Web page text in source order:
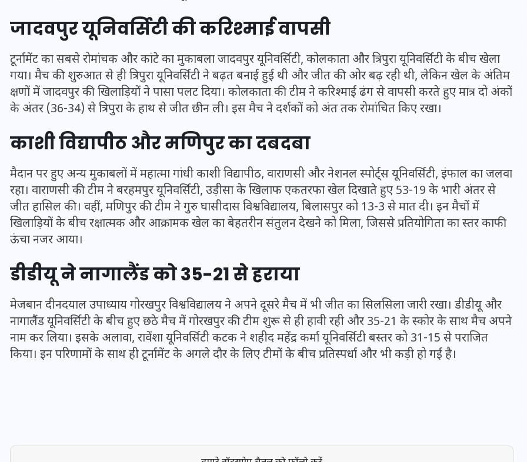
जादवपुर यूनिवर्सिटी की करिश्माई वापसी
टूर्नामेंट का सबसे रोमांचक और कांटे का मुकाबला जादवपुर यूनिवर्सिटी, कोलकाता और त्रिपुरा यूनिवर्सिटी के बीच खेला
गया। मैच की शुरुआत से ही त्रिपुरा यूनिवर्सिटी ने बढ़त बनाई हुई थी और जीत की ओर बढ़ रही थी, लेकिन खेल के अंतिम
क्षणों में जादवपुर की खिलाड़ियों ने पासा पलट दिया। कोलकाता की टीम ने करिश्माई ढंग से वापसी करते हुए मात्र दो अंकों
के अंतर (36-34) से त्रिपुरा के हाथ से जीत छीन ली। इस मैच ने दर्शकों को अंत तक रोमांचित किए रखा।
काशी विद्यापीठ और मणिपुर का दबदबा
मैदान पर हुए अन्य मुकाबलों में महात्मा गांधी काशी विद्यापीठ, वाराणसी और नेशनल स्पोर्ट्स यूनिवर्सिटी, इंफाल का जलवा
रहा। वाराणसी की टीम ने बरहमपुर यूनिवर्सिटी, उड़ीसा के खिलाफ एकतरफा खेल दिखाते हुए 53-19 के भारी अंतर से
जीत हासिल की। वहीं, मणिपुर की टीम ने गुरु घासीदास विश्वविद्यालय, बिलासपुर को 13-3 से मात दी। इन मैचों में
खिलाड़ियों के बीच रक्षात्मक और आक्रामक खेल का बेहतरीन संतुलन देखने को मिला, जिससे प्रतियोगिता का स्तर काफी
ऊंचा नजर आया।
डीडीयू ने नागालैंड को 35-21 से हराया
मेजबान दीनदयाल उपाध्यायगोरखपुर विश्वविद्यालयने अपने दूसरे मैच में भी जीत का सिलसिला जारी रखा। डीडीयू और
नागालैंड यूनिवर्सिटी के बीच हुए छठे मैच में गोरखपुर की टीम शुरू से ही हावी रही और 35-21 के स्कोर के साथ मैच अपने
नाम कर लिया। इसके अलावा, रावेंशा यूनिवर्सिटी कटक ने शहीद महेंद्र कर्मा यूनिवर्सिटी बस्तर को 31-15 से पराजित
किया। इन परिणामों के साथ ही टूर्नामेंट के अगले दौर के लिए टीमों के बीच प्रतिस्पर्धा और भी कड़ी हो गई है।
अड़चन: डेटा सिक्योरिटी और
स्पेक्ट्रम की कीमत पर फंसा पेंच,
आया बड़ा अपडेट
30 दिसम्बर 2025
अड़चन: डेटा सिक्योरिटी और
स्पेक्ट्रम की कीमत पर फंसा पेंच,
आया बड़ा अपडेट
30 दिसम्बर 2025
UPSSSC Lekhpal Recruitment
2025: यूपी में लेखपाल के पदों
पर बंपर भर्ती का विज्ञापन जारी,
जानें कब से शुरू होंगे आवेदन
16 दिसम्बर 2025
पर बंपर भर्ती का विज्ञापन जारी,
जानें कब से शुरू होंगे आवेदन
16 दिसम्बर 2025